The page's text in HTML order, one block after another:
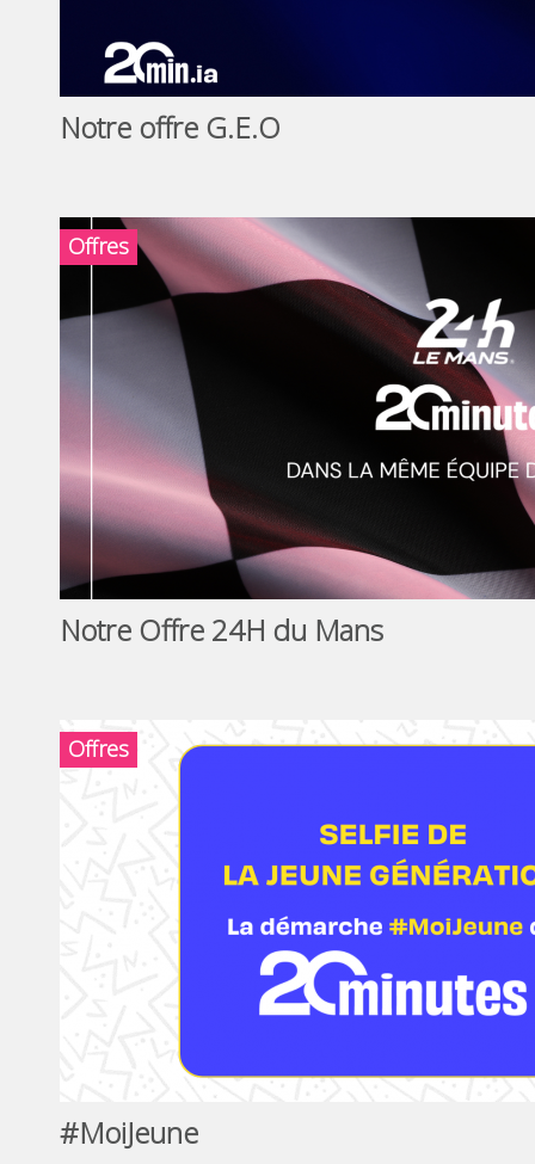
Notre offre G.E.O
Offres
Notre Offre 24H du Mans
Offres
#MoiJeune